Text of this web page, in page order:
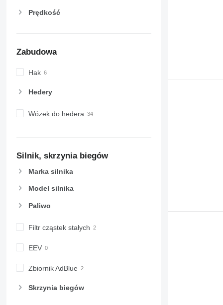
Prędkość
Zabudowa
Hak
Hedery
Wózek do hedera
Silnik, skrzynia biegów
Marka silnika
Model silnika
Paliwo
Filtr cząstek stałych
EEV
Zbiornik AdBlue
Skrzynia biegów